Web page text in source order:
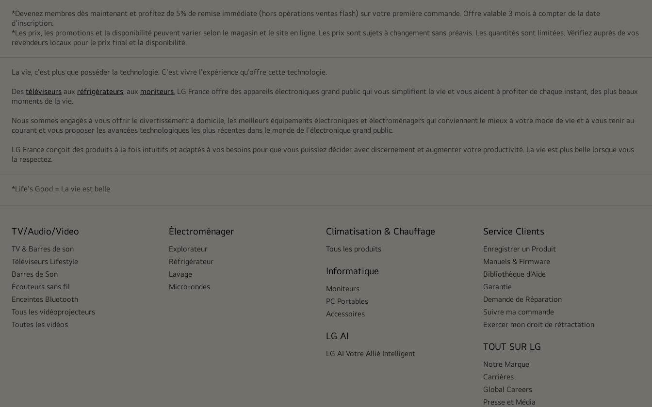
*Devenez membres dès maintenant et profitez de 5% de remise immédiate (hors opérations ventes flash) sur votre première commande. Offre valable 3 mois à compter de la date
d'inscription.
*Les prix, les promotions et la disponibilité peuvent varier selon le magasin et le site en ligne. Les prix sont sujets à changement sans préavis. Les quantités sont limitées. Vérifiez auprès de vos
revendeurs locaux pour le prix final et la disponibilité.
La vie, c'est plus que posséder la technologie. C'est vivre l'expérience qu’offre cette technologie.
Des téléviseurs aux réfrigérateurs, aux moniteurs, LG France offre des appareils électroniques grand public qui vous simplifient la vie et vous aident à profiter de chaque instant, des plus beaux
moments de la vie.
Nous sommes engagés à vous offrir le divertissement à domicile, les meilleurs équipements électroniques et électroménagers qui conviennent le mieux à votre mode de vie et à vous tenir au
courant et vous proposer les avancées technologiques les plus récentes dans le monde de l'électronique grand public.
LG France conçoit des produits à la fois intuitifs et adaptés à vos besoins pour que vous puissiez décider avec discernement et augmenter votre productivité. La vie est plus belle lorsque vous
la respectez.
*Life's Good = La vie est belle
TV/Audio/Video
TV & Barres de son
Téléviseurs Lifestyle
Barres de Son
Écouteurs sans fil
Enceintes Bluetooth
Tous les vidéoprojecteurs
Toutes les vidéos
Électroménager
Explorateur
Réfrigérateur
Lavage
Micro-ondes
Climatisation & Chauffage
Tous les produits
Informatique
Moniteurs
PC Portables
Accessoires
LG AI
LG AI Votre Allié Intelligent
Service Clients
Enregistrer un Produit
Manuels & Firmware
Bibliothèque d'Aide
Garantie
Demande de Réparation
Suivre ma commande
Exercer mon droit de rétractation
TOUT SUR LG
Notre Marque
Carrières
Global Careers
Presse et Média